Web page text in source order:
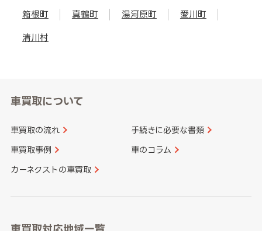
箱根町 真鶴町 湯河原町 愛川町
清川村
車買取について
車買取の流れ 手続きに必要な書類
車買取事例 車のコラム
カーネクストの車買取